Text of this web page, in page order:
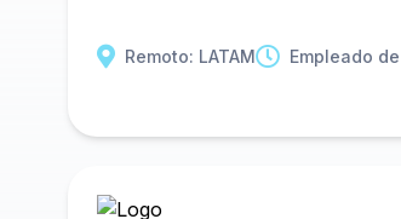
Remoto: LATAM Empleado